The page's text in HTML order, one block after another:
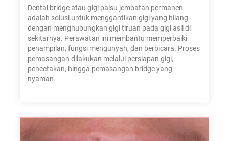
Dental bridge atau gigi palsu jembatan permanen
adalah solusi untuk menggantikan gigi yang hilang
dengan menghubungkan gigi tiruan pada gigi asli di
sekitarnya. Perawatan ini membantu memperbaiki
penampilan, fungsi mengunyah, dan berbicara. Proses
pemasangan dilakukan melalui persiapan gigi,
pencetakan, hingga pemasangan bridge yang
nyaman.